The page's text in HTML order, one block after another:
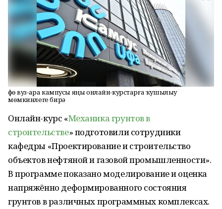
Өфө вуз-ара кампусы яңы онлайн-курстарға ҡушылыу
мөмкинлеге бирә
Онлайн-курс «Механика грунтов в
строительстве» подготовили сотрудники
кафедры «Проектирование и строительство
объектов нефтяной и газовой промышленности».
В программе показано моделирование и оценка
напряжённо деформированного состояния
грунтов в различных программных комплексах.